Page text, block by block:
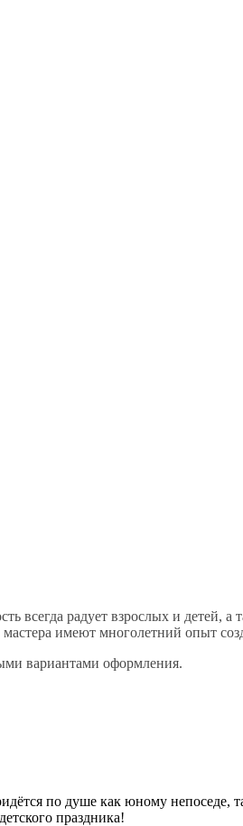
всегда радует взрослых и детей,
имеют многолетний опыт
вариантами оформления.
по душе как юному непоседе,
праздника!